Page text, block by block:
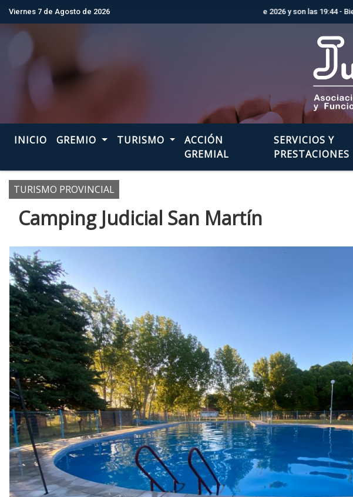
Viernes 7 de Agosto de 2026 Hoy es Viernes 7 de Agosto de 2026 y son las 19:44 -
INICIO GREMIO TURISMO
ACCIÓN
GREMIAL
SERVICIOS Y
PRESTACIONES
TURISMO PROVINCIAL
Camping Judicial San Martín